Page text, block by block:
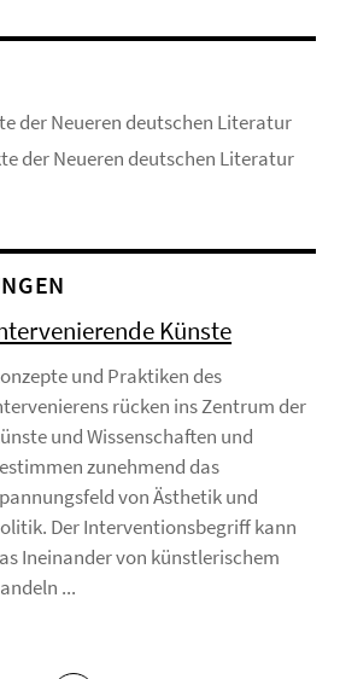
der Neueren deutschen Literatur
der Neueren deutschen Literatur
Künste
und Praktiken des
rücken ins Zentrum der
und Wissenschaften und
zunehmend das
von Ästhetik und
Der Interventionsbegriff kann
Ineinander von künstlerischem
...